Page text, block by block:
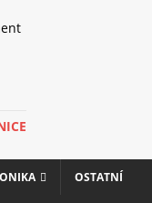
OSTATNÍ